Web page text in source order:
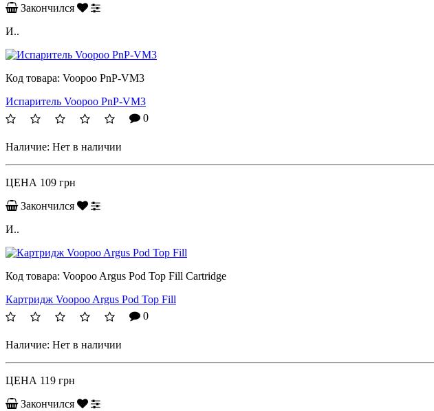
Закончился
И..
Код товара: Voopoo PnP-VM3
Испаритель Voopoo PnP-VM3
0
Наличие: Нет в наличии
ЦЕНА 109 грн
Закончился
И..
Код товара: Voopoo Argus Pod Top Fill Cartridge
Картридж Voopoo Argus Pod Top Fill
0
Наличие: Нет в наличии
ЦЕНА 119 грн
Закончился